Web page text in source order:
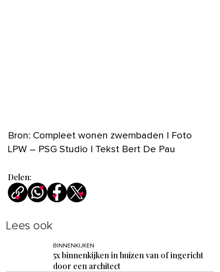
Bron: Compleet wonen zwembaden | Foto
LPW – PSG Studio | Tekst Bert De Pau
Delen:
Lees ook
BINNENKIJKEN
5x binnenkijken in huizen van of ingericht
door een architect